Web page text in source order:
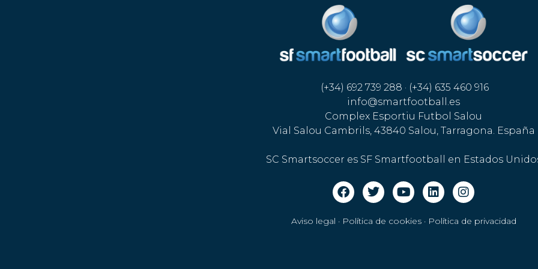
(+34) 692 739 288 · (+34) 635 460 916
info@smartfootball.es
Complex Esportiu Futbol Salou
Vial Salou Cambrils, 43840 Salou, Tarragona. España
SC Smartsoccer es SF Smartfootball en Estados
Aviso legal · Política de cookies· Política de privacidad